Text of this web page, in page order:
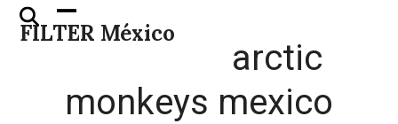
Skip
FILTER México
Open
mobile
Close
mobile
arctic
monkeys mexico